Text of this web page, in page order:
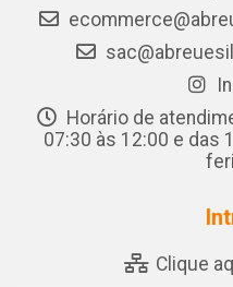
Horário de
07:30 às 12:00 e das
Clique